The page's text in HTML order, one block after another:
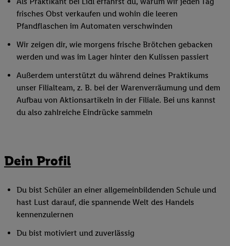
frisches Obst verkaufen und wohin die leeren
Pfandflaschen im Automaten verschwinden
Wir zeigen dir, wie morgens frische Brötchen gebacken
werden und was im Lager hinter den Kulissen passiert
Außerdem unterstützt du während deines Praktikums
unser Filialteam, z. B. bei der Warenverräumung und dem
Aufbau von Aktionsartikeln in der Filiale. Bei uns kannst
du also zahlreiche Eindrücke sammeln
Dein Profil
Du bist Schüler an einer allgemeinbildenden Schule und
hast Lust darauf, die spannende Welt des Handels
kennenzulernen
Du bist motiviert und zuverlässig